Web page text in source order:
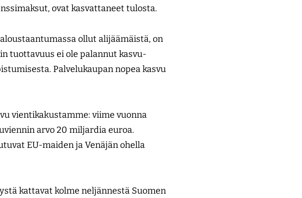
ovat kasvattaneet tulosta.
ollut alijäämäistä, on
tuottavuus ei ole palannut kasvu-
Palvelukaupan nopea kasvu
vientikakustamme: viime vuonna
arvo 20 miljardia euroa.
EU-maiden ja Venäjän ohella
kattavat kolme neljännestä Suomen